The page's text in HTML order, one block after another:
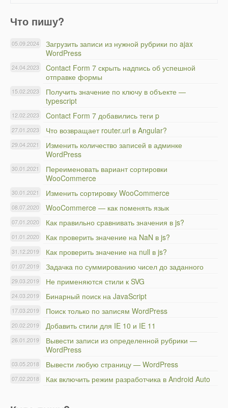
Что пишу?
Загрузить записи из нужной рубрики по ajax
WordPress
05.09.2024
Contact Form 7 скрыть надпись об успешной
отправке формы
24.04.2023
Получить значение по ключу в объекте —
typescript
15.02.2023
Contact Form 7 добавились теги p
12.02.2023
Что возвращает router.url в Angular?
27.01.2023
Изменить количество записей в админке
WordPress
29.04.2021
Переименовать вариант сортировки
WooCommerce
30.01.2021
Изменить сортировку WooCommerce
30.01.2021
WooCommerce — как поменять язык
08.07.2020
Как правильно сравнивать значения в js?
07.01.2020
Как проверить значение на NaN в js?
01.01.2020
Как проверить значение на null в js?
31.12.2019
Задачка по суммированию чисел до заданного
01.07.2019
Не применяются стили к SVG
29.03.2019
Бинарный поиск на JavaScript
24.03.2019
Поиск только по записям WordPress
17.03.2019
Добавить стили для IE 10 и IE 11
20.02.2019
Вывести записи из определенной рубрики —
WordPress
26.01.2019
Вывести любую страницу — WordPress
03.05.2018
Как включить режим разработчика в Android Auto
07.02.2018